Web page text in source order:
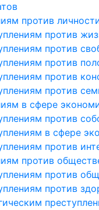
против
против
против
против
против
против
в сфере
против
в сфере
против
против
против
против